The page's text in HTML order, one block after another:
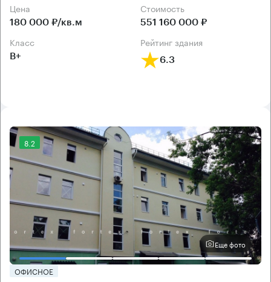
Цена
180 000 ₽/кв.м
Cтоимость
551 160 000 ₽
класс
B+
рейтинг здания
6.3
8.2
Еще фото
ОФИСНОЕ